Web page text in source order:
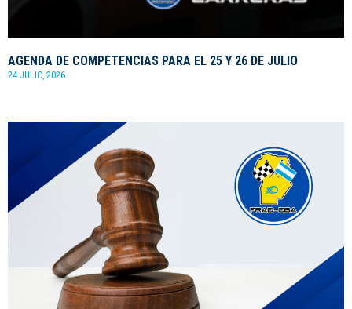
AGENDA DE COMPETENCIAS PARA EL 25 Y 26 DE JULIO
24 JULIO, 2026